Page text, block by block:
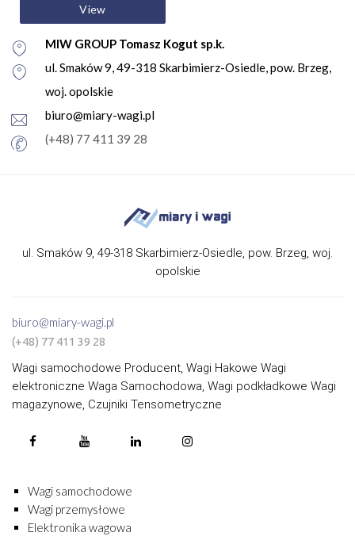
View
MIW GROUP Tomasz Kogut sp.k.
ul. Smaków 9, 49-318 Skarbimierz-Osiedle, pow. Brzeg,
woj. opolskie
biuro@miary-wagi.pl
(+48) 77 411 39 28
ul. Smaków 9, 49-318 Skarbimierz-Osiedle, pow. Brzeg, woj.
opolskie
biuro@miary-wagi.pl
(+48) 77 411 39 28
Wagi samochodowe Producent, Wagi Hakowe Wagi
elektroniczne Waga Samochodowa, Wagi podkładkowe Wagi
magazynowe, Czujniki Tensometryczne
Wagi samochodowe
Wagi przemysłowe
Elektronika wagowa